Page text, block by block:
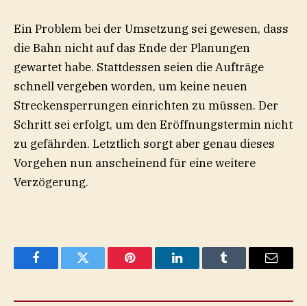
Ein Problem bei der Umsetzung sei gewesen, dass
die Bahn nicht auf das Ende der Planungen
gewartet habe. Stattdessen seien die Aufträge
schnell vergeben worden, um keine neuen
Streckensperrungen einrichten zu müssen. Der
Schritt sei erfolgt, um den Eröffnungstermin nicht
zu gefährden. Letztlich sorgt aber genau dieses
Vorgehen nun anscheinend für eine weitere
Verzögerung.
FacebookTwitter Pinterest LinkedInTumblr Email